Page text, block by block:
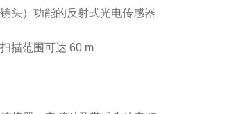
头）功能的反射式光电传感器
描范围可达 60 m